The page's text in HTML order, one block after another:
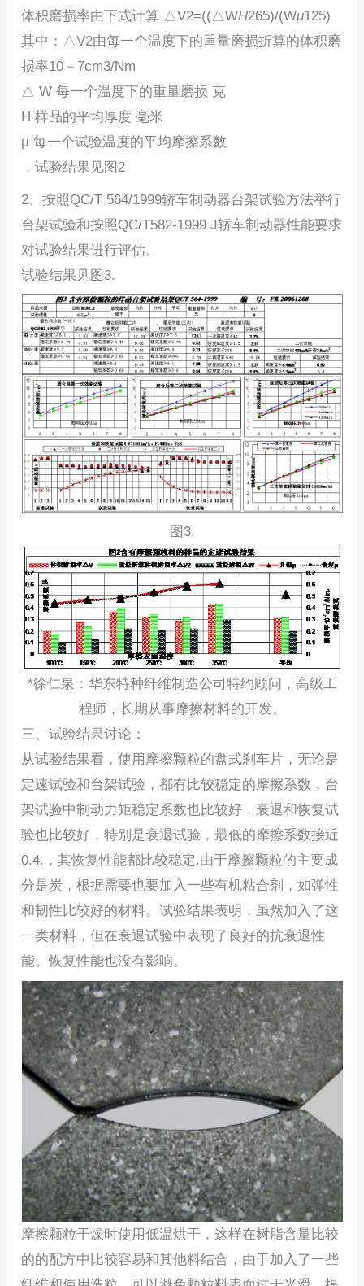
体积磨损率由下式计算 △V2=((△WH265)/(Wμ125)
其中：△V2由每一个温度下的重量磨损折算的体积磨
损率10－7cm3/Nm
△ W 每一个温度下的重量磨损 克
H 样品的平均厚度 毫米
μ 每一个试验温度的平均摩擦系数
，试验结果见图2
2、按照QC/T 564/1999轿车制动器台架试验方法举行
台架试验和按照QC/T582-1999 J轿车制动器性能要求
对试验结果进行评估。
试验结果见图3.
图3.
*徐仁泉：华东特种纤维制造公司特约顾问，高级工
程师，长期从事摩擦材料的开发。
三、试验结果讨论：
从试验结果看，使用摩擦颗粒的盘式刹车片，无论是
定速试验和台架试验，都有比较稳定的摩擦系数，台
架试验中制动力矩稳定系数也比较好，衰退和恢复试
验也比较好，特别是衰退试验，最低的摩擦系数接近
0.4.，其恢复性能都比较稳定.由于摩擦颗粒的主要成
分是炭，根据需要也要加入一些有机粘合剂，如弹性
和韧性比较好的材料。试验结果表明，虽然加入了这
一类材料，但在衰退试验中表现了良好的抗衰退性
能。恢复性能也没有影响。
摩擦颗粒干燥时使用低温烘干，这样在树脂含量比较
的的配方中比较容易和其他料结合，由于加入了一些